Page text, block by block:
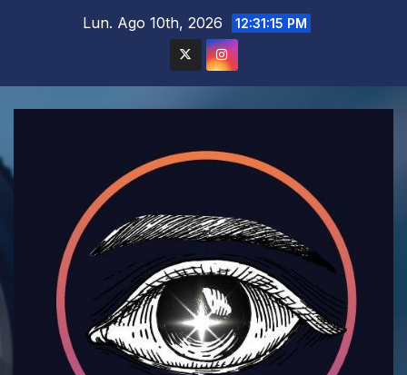
Lun. Ago 10th, 2026 12:31:17 PM